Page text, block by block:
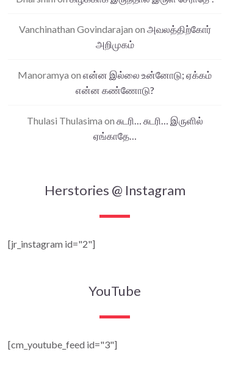
Vanchinathan Govindarajan on அவலத்திற்கோர்
அறிமுகம்
Manoramya on என்ன இல்லை உன்னோடு; ஏக்கம்
என்ன கண்ணோடு?
Thulasi Thulasima on சுடரி… சுடரி… இருளில்
ஏங்காதே…
Herstories @ Instagram
[jr_instagram id="2"]
YouTube
[cm_youtube_feed id="3"]